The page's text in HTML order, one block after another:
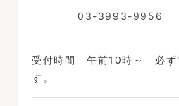
03-3993-9956
受付時間 午前10時～ 必ず
す。